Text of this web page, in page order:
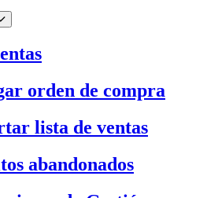
orden de compra
lista de ventas
abandonados